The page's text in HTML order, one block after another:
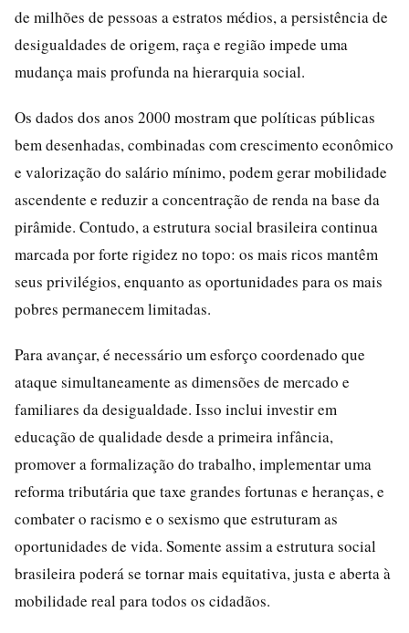
de milhões de pessoas a estratos médios, a persistência de
desigualdades de origem, raça e região impede uma
mudança mais profunda na hierarquia social.
Os dados dos anos 2000 mostram que políticas públicas
bem desenhadas, combinadas com crescimento econômico
e valorização do salário mínimo, podem gerar mobilidade
ascendente e reduzir a concentração de renda na base da
pirâmide. Contudo, a estrutura social brasileira continua
marcada por forte rigidez no topo: os mais ricos mantêm
seus privilégios, enquanto as oportunidades para os mais
pobres permanecem limitadas.
Para avançar, é necessário um esforço coordenado que
ataque simultaneamente as dimensões de mercado e
familiares da desigualdade. Isso inclui investir em
educação de qualidade desde a primeira infância,
promover a formalização do trabalho, implementar uma
reforma tributária que taxe grandes fortunas e heranças, e
combater o racismo e o sexismo que estruturam as
oportunidades de vida. Somente assim a estrutura social
brasileira poderá se tornar mais equitativa, justa e aberta à
mobilidade real para todos os cidadãos.